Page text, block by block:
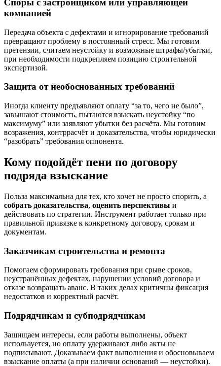
Споры с застройщиком или управляющей
компанией
Передача объекта с дефектами и игнорирование требований
превращают проблему в постоянный стресс. Мы готовим
претензии, считаем неустойку и возможные штрафы/убытки,
при необходимости подкрепляем позицию строительной
экспертизой.
Защита от необоснованных требований
Иногда клиенту предъявляют оплату “за то, чего не было”,
завышают стоимость, пытаются взыскать неустойку “по
максимуму” или заявляют убытки без расчёта. Мы готовим
возражения, контррасчёт и доказательства, чтобы юридически
“разобрать” требования оппонента.
Кому подойдёт пени по договору
подряда взыскание
Польза максимальна для тех, кто хочет не просто спорить, а
собрать доказательства, оценить перспективы и
действовать по стратегии. Инструмент работает только при
правильной привязке к конкретному договору, срокам и
документам.
Заказчикам строительства и ремонта
Помогаем сформировать требования при срыве сроков,
неустранённых дефектах, нарушении условий договора и
отказе возвращать аванс. В таких делах критичны фиксация
недостатков и корректный расчёт.
Подрядчикам и субподрядчикам
Защищаем интересы, если работы выполнены, объект
используется, но оплату удерживают либо акты не
подписывают. Доказываем факт выполнения и обосновываем
взыскание оплаты (а при наличии оснований — неустойки).